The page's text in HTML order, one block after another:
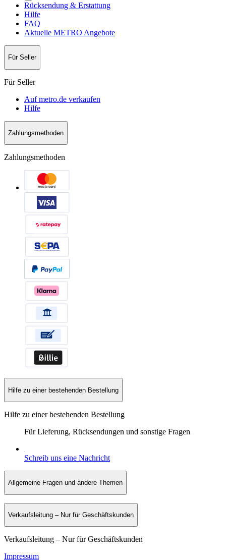
Rücksendung & Erstattung
Hilfe
FAQ
Aktuelle METRO Angebote
Für Seller
Für Seller
Auf metro.de verkaufen
Hilfe
Zahlungsmethoden
Zahlungsmethoden
Hilfe zu einer bestehenden Bestellung
Hilfe zu einer bestehenden Bestellung
Für Lieferung, Rücksendungen und sonstige Fragen
Schreib uns eine Nachricht
Allgemeine Fragen und andere Themen
Verkaufsleitung – Nur für Geschäftskunden
Verkaufsleitung – Nur für Geschäftskunden
Impressum